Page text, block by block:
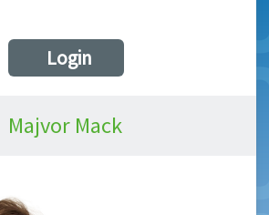
Login
Majvor Mack